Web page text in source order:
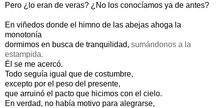
Pero ¿lo eran de veras? ¿No los conocíamos ya de antes?
En viñedos donde el himno de las abejas ahoga la
monotonía
dormimos en busca de tranquilidad, sumándonos a la
estampida.
Él se me acercó.
Todo seguía igual que de costumbre,
excepto por el peso del presente,
que arruinó el pacto que hicimos con el cielo.
En verdad, no había motivo para alegrarse,